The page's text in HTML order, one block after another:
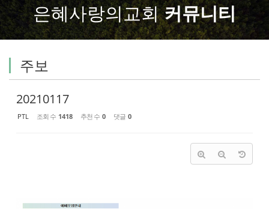
은혜사랑의교회커뮤니티
주보
20210117
PTL 조회 수 1418 추천 수 0 댓글 0